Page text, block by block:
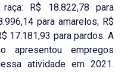
R$ 18.822,78 para
para amarelos; R$
17.181,93 para pardos. A
apresentou empregos
atividade em 2021.